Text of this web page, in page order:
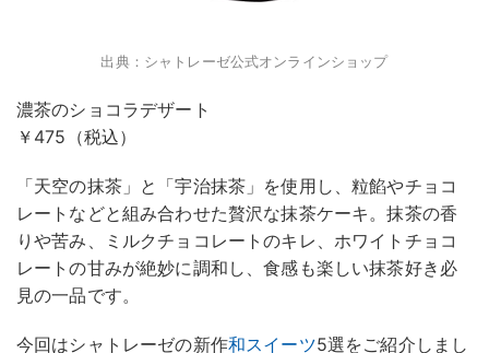
出典：シャトレーゼ公式オンラインショップ
濃茶のショコラデザート
￥475（税込）
「天空の抹茶」と「宇治抹茶」を使用し、粒餡やチョコ
レートなどと組み合わせた贅沢な抹茶ケーキ。抹茶の香
りや苦み、ミルクチョコレートのキレ、ホワイトチョコ
レートの甘みが絶妙に調和し、食感も楽しい抹茶好き必
見の一品です。
今回はシャトレーゼの新作和スイーツ5選をご紹介しまし